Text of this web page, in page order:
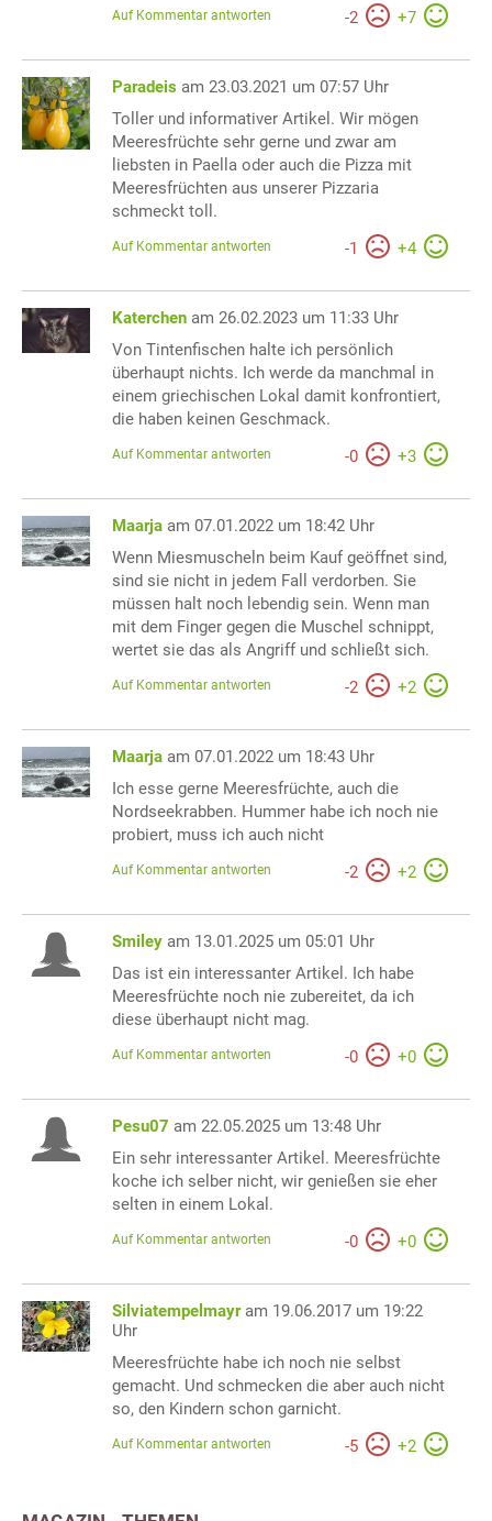
-2 +7
Auf Kommentar antworten
Paradeis am 23.03.2021 um 07:57 Uhr
Toller und informativer Artikel. Wir mögen
Meeresfrüchte sehr gerne und zwar am
liebsten in Paella oder auch die Pizza mit
Meeresfrüchten aus unserer Pizzaria
schmeckt toll.
-1 +4
Auf Kommentar antworten
Katerchen am 26.02.2023 um 11:33 Uhr
Von Tintenfischen halte ich persönlich
überhaupt nichts. Ich werde da manchmal in
einem griechischen Lokal damit konfrontiert,
die haben keinen Geschmack.
-0 +3
Auf Kommentar antworten
Maarja am 07.01.2022 um 18:42 Uhr
Wenn Miesmuscheln beim Kauf geöffnet sind,
sind sie nicht in jedem Fall verdorben. Sie
müssen halt noch lebendig sein. Wenn man
mit dem Finger gegen die Muschel schnippt,
wertet sie das als Angriff und schließt sich.
-2 +2
Auf Kommentar antworten
Maarja am 07.01.2022 um 18:43 Uhr
Ich esse gerne Meeresfrüchte, auch die
Nordseekrabben. Hummer habe ich noch nie
probiert, muss ich auch nicht
-2 +2
Auf Kommentar antworten
Smiley am 13.01.2025 um 05:01 Uhr
Das ist ein interessanter Artikel. Ich habe
Meeresfrüchte noch nie zubereitet, da ich
diese überhaupt nicht mag.
-0 +0
Auf Kommentar antworten
Pesu07 am 22.05.2025 um 13:48 Uhr
Ein sehr interessanter Artikel. Meeresfrüchte
koche ich selber nicht, wir genießen sie eher
selten in einem Lokal.
-0 +0
Auf Kommentar antworten
Silviatempelmayr am 19.06.2017 um 19:22
Uhr
Meeresfrüchte habe ich noch nie selbst
gemacht. Und schmecken die aber auch nicht
so, den Kindern schon garnicht.
-5 +2
Auf Kommentar antworten